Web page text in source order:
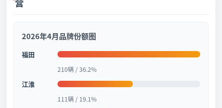
2026年4月品牌份额图
福田
210辆 / 36.2%
江淮
111辆 / 19.1%